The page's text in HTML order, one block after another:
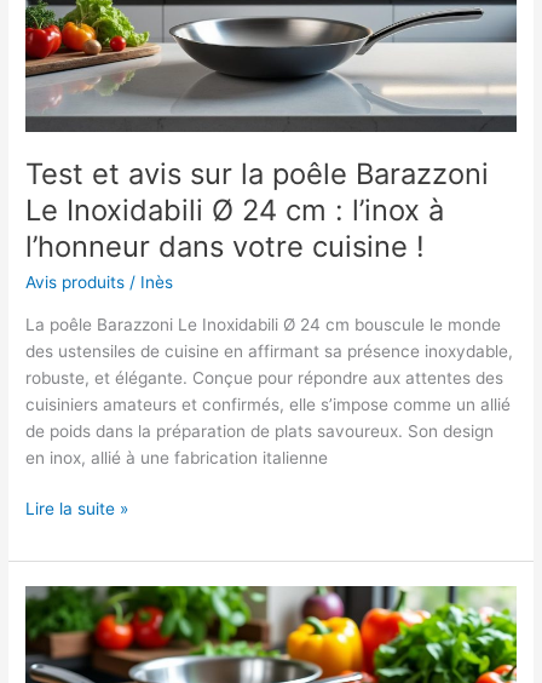
?
Test et avis sur la poêle Barazzoni
Le Inoxidabili Ø 24 cm : l’inox à
l’honneur dans votre cuisine !
Avis produits / Inès
La poêle Barazzoni Le Inoxidabili Ø 24 cm bouscule le monde
des ustensiles de cuisine en affirmant sa présence inoxydable,
robuste, et élégante. Conçue pour répondre aux attentes des
cuisiniers amateurs et confirmés, elle s’impose comme un allié
de poids dans la préparation de plats savoureux. Son design
en inox, allié à une fabrication italienne
Test
avis
sur
poêle
Barazzoni
Lire la suite »